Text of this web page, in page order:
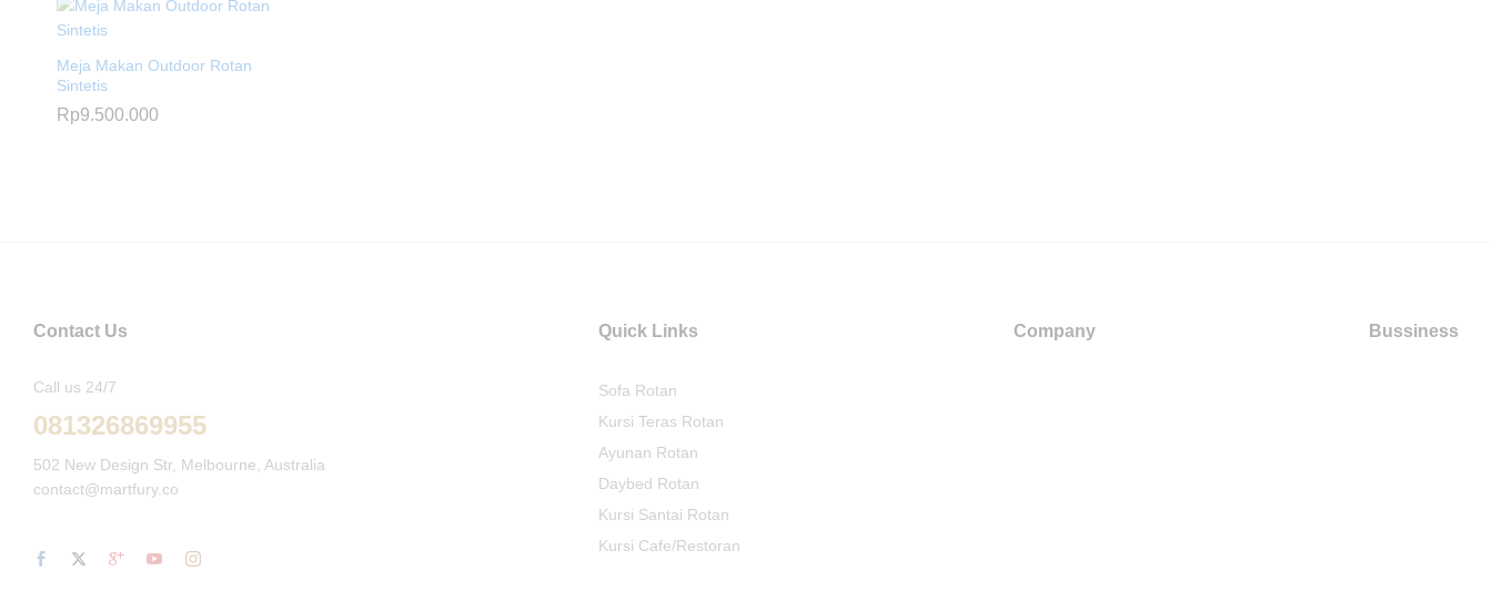
Meja Makan Outdoor Rotan
Sintetis
Rp9.500.000
Contact Us
Call us 24/7
081326869955
502 New Design Str, Melbourne, Australia
contact@martfury.co
Quick Links
Sofa Rotan
Kursi Teras Rotan
Ayunan Rotan
Daybed Rotan
Kursi Santai Rotan
Kursi Cafe/Restoran
Company Bussiness